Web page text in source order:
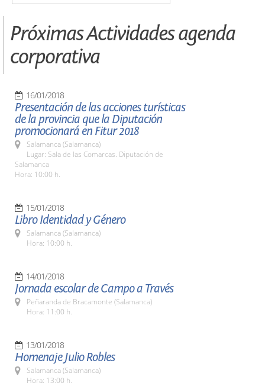
Próximas Actividades agenda
corporativa
16/01/2018
Presentación de las acciones turísticas
de la provincia que la Diputación
promocionará en Fitur 2018
Salamanca (Salamanca)
Lugar: Sala de las Comarcas. Diputación de
Salamanca
Hora: 10:00 h.
15/01/2018
Libro Identidad y Género
Salamanca (Salamanca)
Hora: 10:00 h.
14/01/2018
Jornada escolar de Campo a Través
Peñaranda de Bracamonte (Salamanca)
Hora: 11:00 h.
13/01/2018
Homenaje Julio Robles
Salamanca (Salamanca)
Hora: 13:00 h.